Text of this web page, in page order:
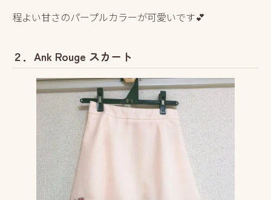
程よい甘さのパープルカラーが可愛いです💕
２．Ank Rouge スカート